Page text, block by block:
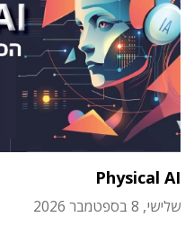
Physical AI
שלישי, 8 בספטמבר 2026